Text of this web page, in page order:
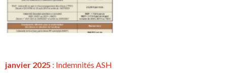
janvier 2025 : Indemnités ASH